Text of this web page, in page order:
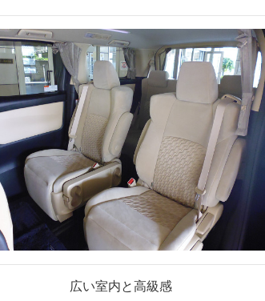
広い室内と高級感